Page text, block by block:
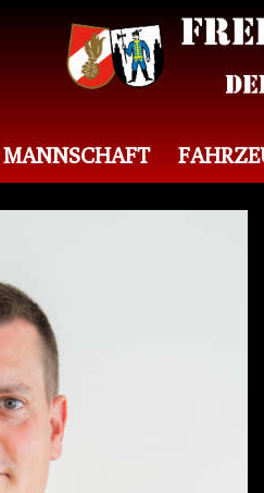
MANNSCHAFT